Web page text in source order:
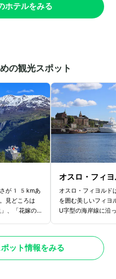
ホテルをみる
の観光スポット
さが15kmあ
見どころは
、「花嫁の
にあるので
が250ｍで、
岸にある
オスロ・フィ
オスロ・フィヨルド
を囲む美しいフィヨ
U字型の海岸線に沿
が点在し、自然の
とができます。クル
辺で行うハイキング
ット情報をみる